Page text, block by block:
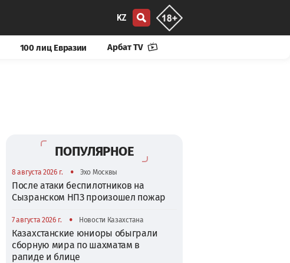
KZ
100 лиц Евразии Арбат TV
ПОПУЛЯРНОЕ
8 августа 2026 г. • Эхо Москвы
После атаки беспилотников на
Сызранском НПЗ произошел пожар
7 августа 2026 г. • Новости Казахстана
Казахстанские юниоры обыграли
сборную мира по шахматам в
рапиде и блице